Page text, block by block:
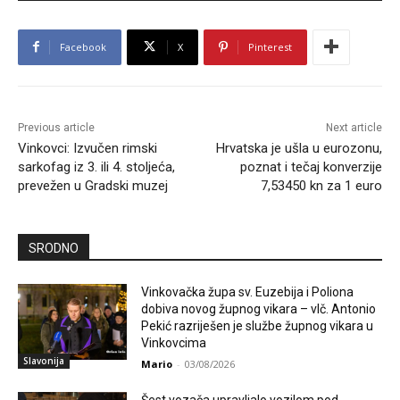
Facebook X Pinterest
Previous article
Vinkovci: Izvučen rimski
sarkofag iz 3. ili 4. stoljeća,
prevežen u Gradski muzej
Next article
Hrvatska je ušla u eurozonu,
poznat i tečaj konverzije
7,53450 kn za 1 euro
SRODNO
Slavonija
Vinkovačka župa sv. Euzebija i Poliona
dobiva novog župnog vikara – vlč. Antonio
Pekić razriješen je službe župnog vikara u
Vinkovcima
Mario - 03/08/2026